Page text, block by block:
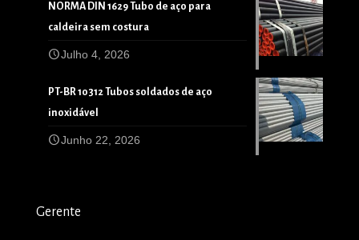
NORMA DIN 1629 Tubo de aço para
caldeira sem costura
Julho 4, 2026
PT-BR 10312 Tubos soldados de aço
inoxidável
Junho 22, 2026
Gerente